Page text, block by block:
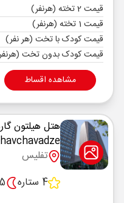
قیمت 2 تخته (هرنفر)
قیمت 1 تخته (هرنفر)
قیمت کودک با تخت (هر نفر)
قیمت کودک بدون تخت
مشاهده اقساط
هتل هیلتون
تفلیس
4 ستاره
5 شب